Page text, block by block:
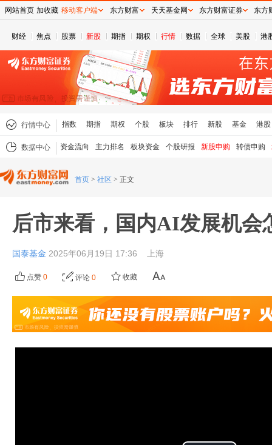
财经 焦点 股票 新股 期指 期权 行情 数据 全球 美股 港
行情中心 指数 期指 期权 个股 板块 排行 新股 基金 港股
数据中心 资金流向 主力排名 板块资金 个股研报 新股申购 转债申购
首页 > 社区 > 正文
后市来看，国内AI发展机会
国泰基金 2025年06月19日 17:36 上海
点赞 0 评论 0 收藏
网站首页 加收藏 移动客户端 东方财富 天天基金网 东方财富证券 东方